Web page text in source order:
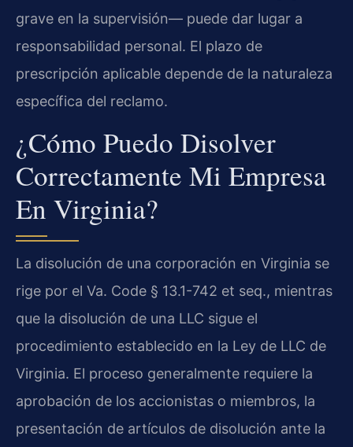
grave en la supervisión— puede dar lugar a
responsabilidad personal. El plazo de
prescripción aplicable depende de la naturaleza
específica del reclamo.
¿Cómo Puedo Disolver
Correctamente Mi Empresa
En Virginia?
La disolución de una corporación en Virginia se
rige por el Va. Code § 13.1-742 et seq., mientras
que la disolución de una LLC sigue el
procedimiento establecido en la Ley de LLC de
Virginia. El proceso generalmente requiere la
aprobación de los accionistas o miembros, la
presentación de artículos de disolución ante la